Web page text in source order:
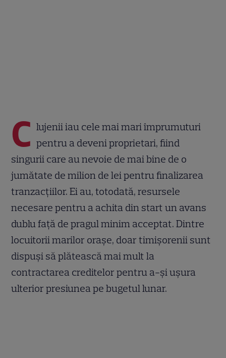
C lujenii iau cele mai mari împrumuturi
pentru a deveni proprietari, fiind
singurii care au nevoie de mai bine de o
jumătate de milion de lei pentru finalizarea
tranzacțiilor. Ei au, totodată, resursele
necesare pentru a achita din start un avans
dublu față de pragul minim acceptat. Dintre
locuitorii marilor orașe, doar timișorenii sunt
dispuși să plătească mai mult la
contractarea creditelor pentru a-și ușura
ulterior presiunea pe bugetul lunar.